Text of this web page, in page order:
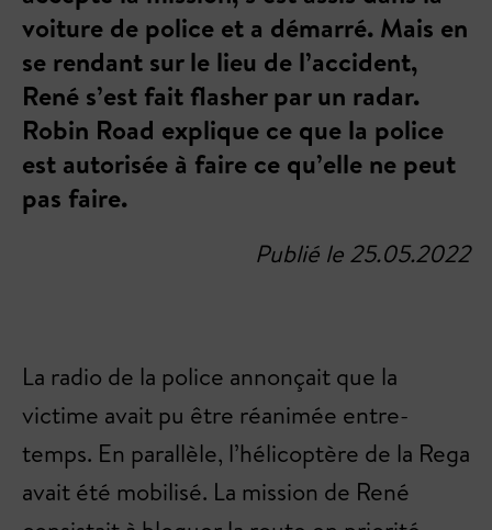
voiture de police et a démarré. Mais en
se rendant sur le lieu de l’accident,
René s’est fait flasher par un radar.
Robin Road explique ce que la police
est autorisée à faire ce qu’elle ne peut
pas faire.
Publié le 25.05.2022
La radio de la police annonçait que la
victime avait pu être réanimée entre-
temps. En parallèle, l’hélicoptère de la Rega
avait été mobilisé. La mission de René